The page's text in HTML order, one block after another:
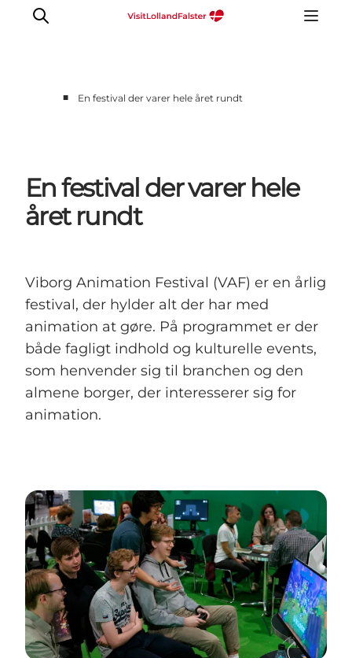
■ En festival der varer hele året rundt
En festival der varer hele
året rundt
Viborg Animation Festival (VAF) er en årlig
festival, der hylder alt der har med
animation at gøre. På programmet er der
både fagligt indhold og kulturelle events,
som henvender sig til branchen og den
almene borger, der interesserer sig for
animation.